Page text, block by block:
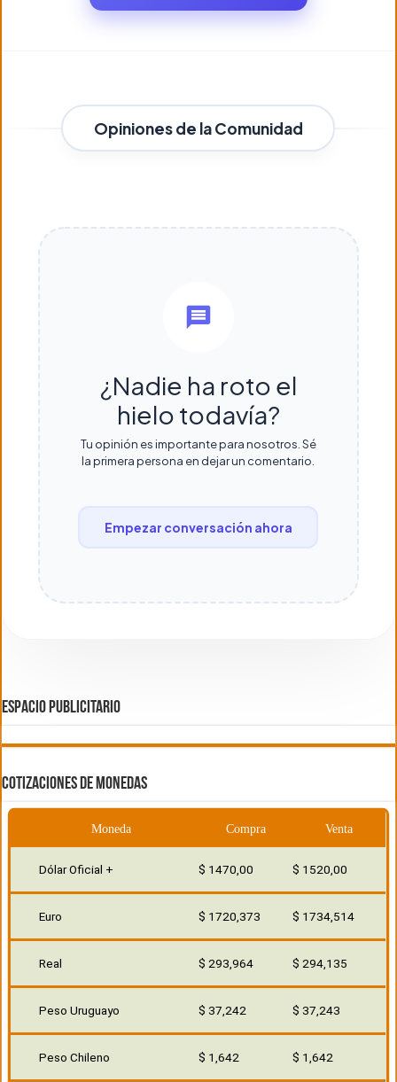
Opiniones de la Comunidad
¿Nadie ha roto el
hielo todavía?
Tu opinión es importante para nosotros. Sé
la primera persona en dejar un comentario.
Empezar conversación ahora
ESPACIO PUBLICITARIO
COTIZACIONES DE MONEDAS
Moneda Compra Venta
Dólar Oficial + $ 1470,00 $ 1520,00
Euro $ 1720,373 $ 1734,514
Real $ 293,964 $ 294,135
Peso Uruguayo $ 37,242 $ 37,243
Peso Chileno $ 1,642 $ 1,642